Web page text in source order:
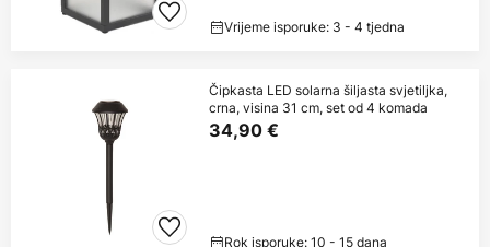
Vrijeme isporuke: 3 - 4 tjedna
Čipkasta LED solarna šiljasta svjetiljka,
crna, visina 31 cm, set od 4 komada
34,90 €
Rok isporuke: 10 - 15 dana